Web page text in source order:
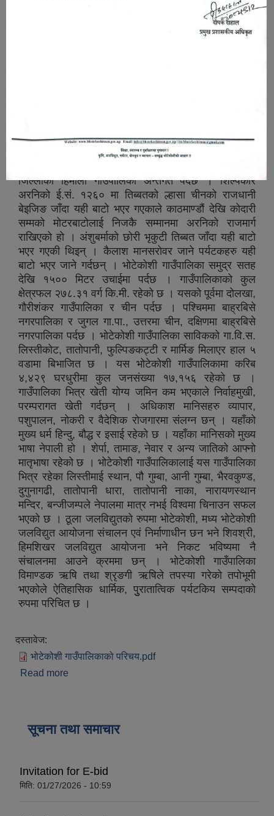
दोस्रो धनी राष्ट्रका रुपमा सुपरिचित छ । गौतम बुद्ध, अरनिको,
सीता आदि विभूतिहरुले जन्म लिएको पवित्र पावन भूमि,
लोकतान्त्रिक गणतन्त्रात्मक राज्य व्यवस्थामा रुपान्तरित कृषि
जिल्लाको हिमाली गाउँपालिका अन्तर्गत पर्दछ । शिल्पकार
अरनिको ई.सं. १२६० मा तिब्बतको ल्हासा चीनको राजधानी
बेइजिङ जाँदा यही बाटो भएर गएकाले काठमाण्डौं देखि कोदारी
सम्मको मोटरबाटोलाई निजकै सम्मानमा अरनिको राजमार्ग
राखिएको हो । अंशुबर्माको छोरी भृकुटी तिब्बत जाँदा यही बाटो
भएर गएकी थिइन् । कैलाश मानसरोवर जाने पर्यटकहरु यही
बाटो भएर जाने गर्दछन् । भोटेकोशी गाउँपालिका समुद्र सतह
देखि १५०० मिटर उचाईमा पर्दछ । गाउँपालिकाको कुल
क्षेत्रफल २७८.३१ वर्ग कि.मी. रहेको छ । यसको पूर्वमा दोलखा,
गौरीशंकर गाउँपालिका र चीन पर्दछ । पश्चिममा बाह्रबिसे
नगरपालिका र जुगल गा.पा., उत्तरमा चीन, दक्षिणमा बाह्रबिसे
नगरपालिका पर्दछ । भोटेकोशी गाउँपालिका साविकको गा.वि.स.
लिस्तीकोट, तातोपानी, फुल्पिङकट्टी र मार्मिङ मिलाएर हाल ५
वडामा बिभाजित छ । यस भोटेकोशी गाउँपालिकामा करिब
४,४२९ घरधुरीमा कुल जनसंख्या १७,१५६ रहेको छ ।
गाउँपालिका भित्र खेती योग्य जमिन कम भएकाले निर्वाहमुखी,
परम्परागत खेती गर्दछन् । अधिकाश मानिसहरु व्यापार,
पशुपालन, नोकरी र वैदेशिक रोजगारमा संलग्न छन् । यहाँको
मुख्य धर्म हिन्दु, बौद्ध र इसाई रहेको छ । यहाँका मानिसको मुख्य
भाषा नेपाली हो । शेर्पा, तामाङ, नेवार र अन्य जातिको आफ्नो
मातृभाषा रहेको छ । भोटेकोशी गाउँपालिकालाई यस गाउँपालिका
भित्र रहेका लिस्तीमाई स्थान, पौ गुम्बा, आनी गुम्बा, भैरवकुण्ड,
दुगुनागढी, तातोपानी धारा, तातोपानी नाका, नारायणस्थान
मन्दिर, बन्जीजम्पले नेपालमा मात्र नभई विश्वमा चिनाउन सफल
भएको छ । ठूला जलविद्युतको रुपमा भोटेकोशी, मध्य भोटेकोशी
जलविद्युत आयोजना संचालन एवं निर्माणाधीन छन भने शिवश्री,
हिमशिखर जलविद्युत आयोजना भने निकट भविष्यमा नै
संचालनमा आउने क्रममा छन् । भोटेकोशी गाउँपालिका
विमाण्डक ऋषि तथा श्रृङगी ऋषिले तपस्या गरेको तपोभूमी
भएकोले ऐतिहासिक धार्मिक, पुुरातात्विक पर्यटकिय सम्पदाको
रुपमा परिचित छ ।
दस्तावेज:
भोटेकोशी गाउँपालिकाको परिचय.pdf
Read more
सूचना तथा समाचार
Invitation for E-bid
मिति: 01/27/2026 - 10:59